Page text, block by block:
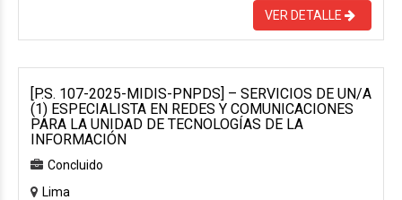
VER DETALLE
[P.S. 107-2025-MIDIS-PNPDS] – SERVICIOS DE UN/A
(1) ESPECIALISTA EN REDES Y COMUNICACIONES
PARA LA UNIDAD DE TECNOLOGÍAS DE LA
INFORMACIÓN
Concluido
Lima